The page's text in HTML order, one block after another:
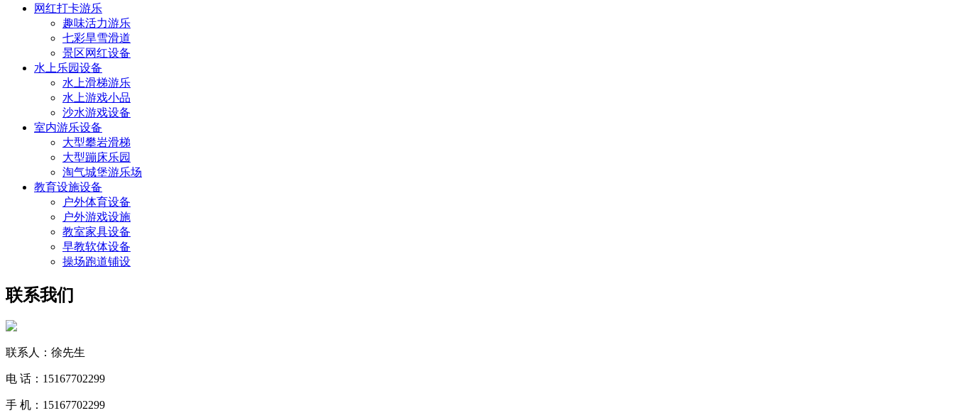
网红打卡游乐
趣味活力游乐
七彩旱雪滑道
景区网红设备
水上乐园设备
水上滑梯游乐
水上游戏小品
沙水游戏设备
室内游乐设备
大型攀岩滑梯
大型蹦床乐园
淘气城堡游乐场
教育设施设备
户外体育设备
户外游戏设施
教室家具设备
早教软体设备
操场跑道铺设
联系我们
联系人：徐先生
电 话：15167702299
手 机：15167702299